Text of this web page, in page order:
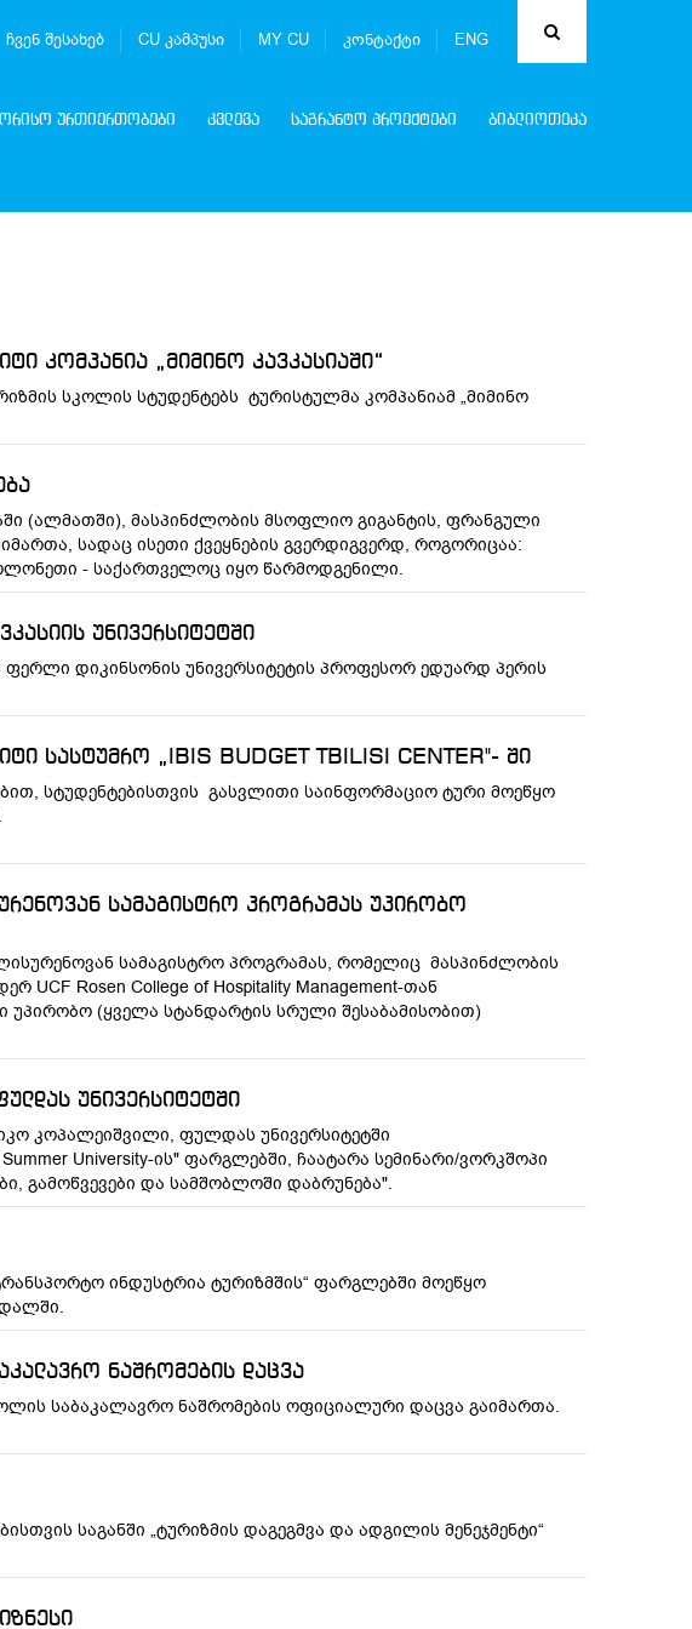
ENG
ჩვენ შესახებ CU კამპუსი MY CU კონტაქტი
ურთიერთობები კვლევა საგრანტო პროექტები ბიბლიოთეკა
კომპანია „მიმინო კავკასიაში“
სკოლის სტუდენტებს ტურისტულმა კომპანიამ „მიმინო
(ალმათში), მასპინძლობის მსოფლიო გიგანტის, ფრანგული
სადაც ისეთი ქვეყნების გვერდიგვერდ, როგორიცაა:
- საქართველოც იყო წარმოდგენილი.
უნივერსიტეტში
ფერლი დიკინსონის უნივერსიტეტის პროფესორ ედუარდ პერის
სასტუმრო „IBIS BUDGET TBILISI CENTER"- ში
სტუდენტებისთვის გასვლითი საინფორმაციო ტური მოეწყო
სამაგისტრო პროგრამას უპირობო
სამაგისტრო პროგრამას, რომელიც მასპინძლობის
UCF Rosen College of Hospitality Management-თან
(ყველა სტანდარტის სრული შესაბამისობით)
უნივერსიტეტში
კოპალეიშვილი, ფულდას უნივერსიტეტში
University-ის" ფარგლებში, ჩაატარა სემინარი/ვორკშოპი
გამოწვევები და სამშობლოში დაბრუნება".
ინდუსტრია ტურიზმშის“ ფარგლებში მოეწყო
ნაშრომების დაცვა
საბაკალავრო ნაშრომების ოფიციალური დაცვა გაიმართა.
საგანში „ტურიზმის დაგეგმვა და ადგილის მენეჯმენტი“